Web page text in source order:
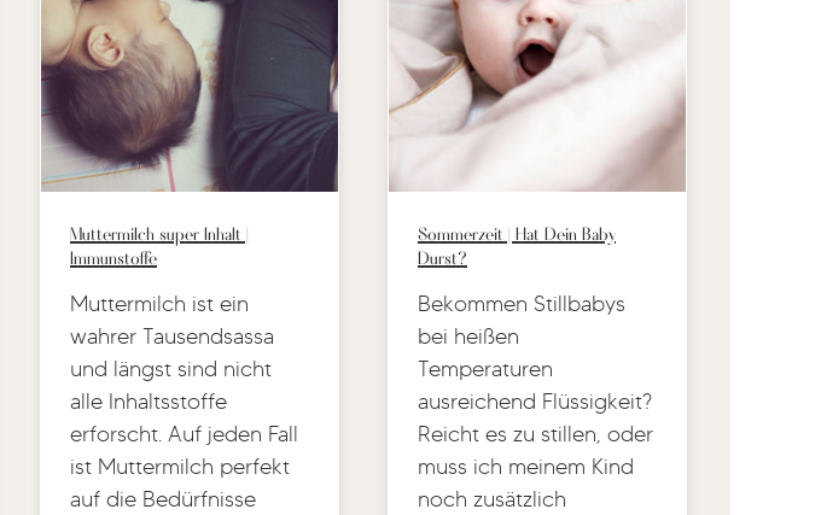
Muttermilch super Inhalt |
Immunstoffe
Muttermilch ist ein
wahrer Tausendsassa
und längst sind nicht
alle Inhaltsstoffe
erforscht. Auf jeden Fall
ist Muttermilch perfekt
auf die Bedürfnisse
Sommerzeit | Hat Dein Baby
Durst?
Bekommen Stillbabys
bei heißen
Temperaturen
ausreichend Flüssigkeit?
Reicht es zu stillen, oder
muss ich meinem Kind
noch zusätzlich